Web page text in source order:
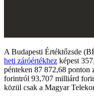
A Budapesti Értéktőzsde
heti záróértékhez képest
pénteken 87 872,68
forintról 93,707 milliárd
közül csak a Magyar